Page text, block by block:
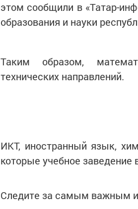
этом сообщили в «Татар-
образования и науки
Таким образом,
технических направлений.
ИКТ, иностранный язык,
которые учебное заведение
Следите за самым важным